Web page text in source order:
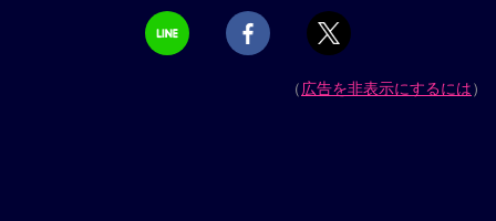
（広告を非表示にするには）